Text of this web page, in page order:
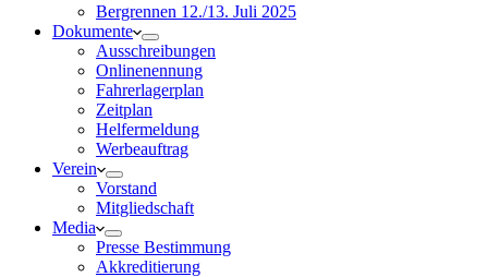
Bergrennen 12./13. Juli 2025
Dokumente
Ausschreibungen
Onlinenennung
Fahrerlagerplan
Zeitplan
Helfermeldung
Werbeauftrag
Verein
Vorstand
Mitgliedschaft
Media
Presse Bestimmung
Akkreditierung